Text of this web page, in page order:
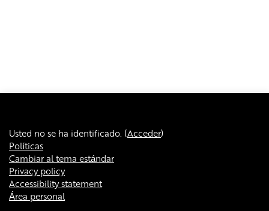
Usted no se ha identificado. (Acceder)
Políticas
Cambiar al tema estándar
Privacy policy
Accessibility statement
Área personal